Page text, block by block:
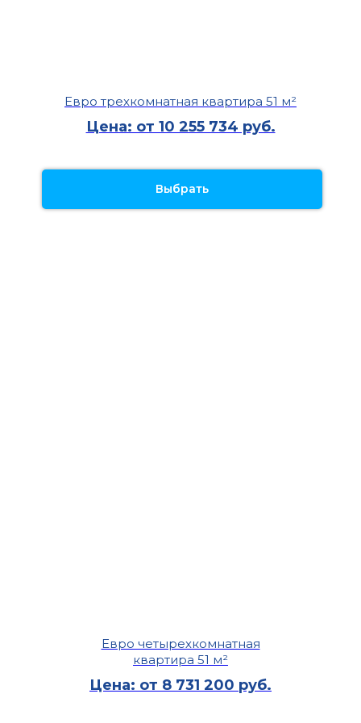
Евро трехкомнатная квартира 51 м²
Цена: от 10 255 734 руб.
Выбрать
Евро четырехкомнатная
квартира 51 м²
Цена: от 8 731 200 руб.